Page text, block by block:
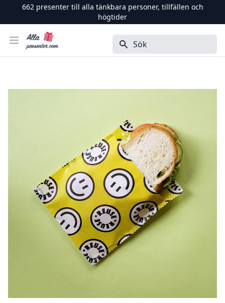
662presenter till alla tänkbara personer, tillfällen och
högtider
Öppna menyn
Alla Presenter Sök